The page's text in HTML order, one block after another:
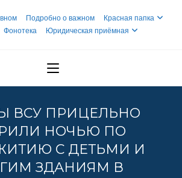
Подробно о важном
Красная папка
Фонотека Юридическая приёмная
ВСУ ПРИЦЕЛЬНО
НОЧЬЮ ПО
С ДЕТЬМИ И
ЗДАНИЯМ В